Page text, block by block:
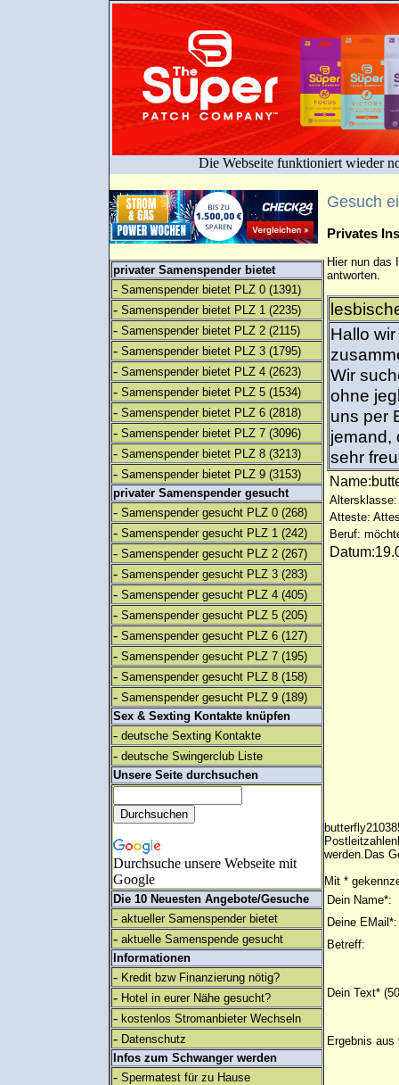
Die Webseite funktioniert wieder
privater Samenspender bietet
- Samenspender bietet PLZ 0 (1391)
- Samenspender bietet PLZ 1 (2235)
- Samenspender bietet PLZ 2 (2115)
- Samenspender bietet PLZ 3 (1795)
- Samenspender bietet PLZ 4 (2623)
- Samenspender bietet PLZ 5 (1534)
- Samenspender bietet PLZ 6 (2818)
- Samenspender bietet PLZ 7 (3096)
- Samenspender bietet PLZ 8 (3213)
- Samenspender bietet PLZ 9 (3153)
privater Samenspender gesucht
- Samenspender gesucht PLZ 0 (268)
- Samenspender gesucht PLZ 1 (242)
- Samenspender gesucht PLZ 2 (267)
- Samenspender gesucht PLZ 3 (283)
- Samenspender gesucht PLZ 4 (405)
- Samenspender gesucht PLZ 5 (205)
- Samenspender gesucht PLZ 6 (127)
- Samenspender gesucht PLZ 7 (195)
- Samenspender gesucht PLZ 8 (158)
- Samenspender gesucht PLZ 9 (189)
Sex & Sexting Kontakte knüpfen
- deutsche Sexting Kontakte
- deutsche Swingerclub Liste
Unsere Seite durchsuchen
Durchsuche unsere Webseite mit
Google
Die 10 Neuesten Angebote/Gesuche
- aktueller Samenspender bietet
- aktuelle Samenspende gesucht
Informationen
- Kredit bzw Finanzierung nötig?
- Hotel in eurer Nähe gesucht?
- kostenlos Stromanbieter Wechseln
- Datenschutz
Infos zum Schwanger werden
- Spermatest für zu Hause
Gesuch
Privates
Hier nun das
antworten.
Hallo
Wir
ohne
uns per
jemand,
sehr
Atteste:
Beruf:
werden.Das
Mit *
Dein Name*:
Deine EMail*:
Betreff:
Dein Text*
Ergebnis aus